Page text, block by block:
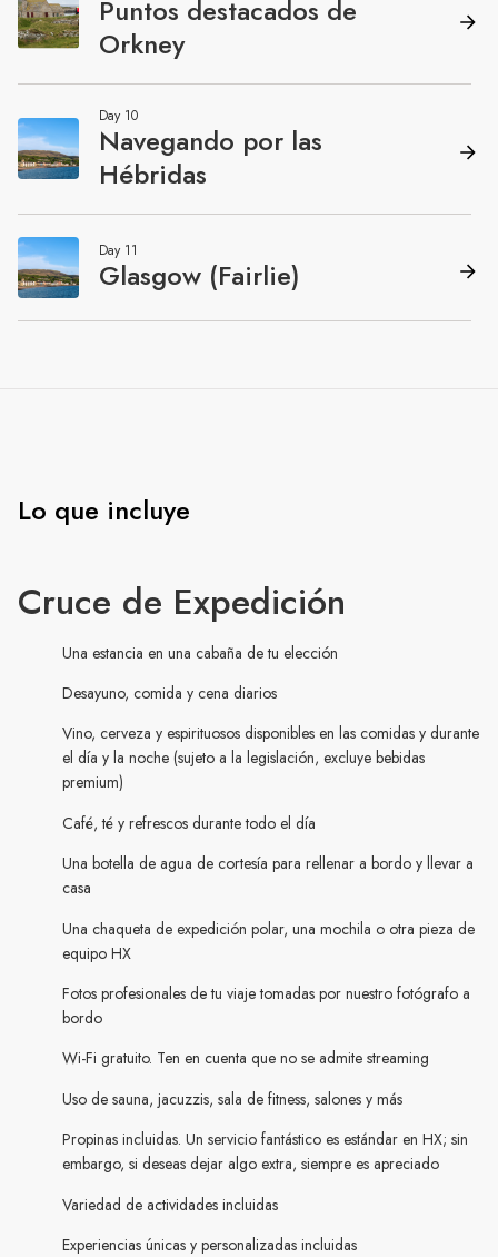
Lo que incluye
Cruce de Expedición
Una estancia en una cabaña de tu elección
Desayuno, comida y cena diarios
Vino, cerveza y espirituosos disponibles en las comidas y durante
el día y la noche (sujeto a la legislación, excluye bebidas
premium)
Café, té y refrescos durante todo el día
Una botella de agua de cortesía para rellenar a bordo y llevar a
casa
Una chaqueta de expedición polar, una mochila o otra pieza de
equipo HX
Fotos profesionales de tu viaje tomadas por nuestro fotógrafo a
bordo
Wi-Fi gratuito. Ten en cuenta que no se admite streaming
Uso de sauna, jacuzzis, sala de fitness, salones y más
Propinas incluidas. Un servicio fantástico es estándar en HX; sin
embargo, si deseas dejar algo extra, siempre es apreciado
Variedad de actividades incluidas
Experiencias únicas y personalizadas incluidas